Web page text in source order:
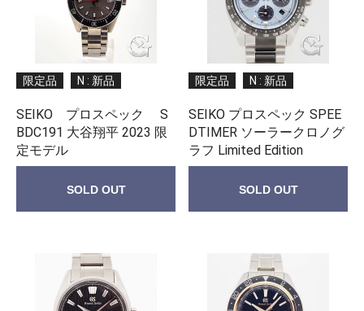
限定品 N : 新品
SEIKO プロスペック S
BDC191 大谷翔平 2023 限
定モデル
SOLD OUT
限定品 N : 新品
SEIKO プロスペック SPEE
DTIMER ソーラークロノグ
ラフ Limited Edition
SOLD OUT